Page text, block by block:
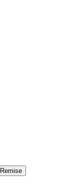
Remise